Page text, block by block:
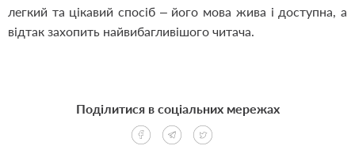
легкий та цікавий спосіб – його мова жива і доступна, а
відтак захопить найвибагливішого читача.
Поділитися в соціальних мережах